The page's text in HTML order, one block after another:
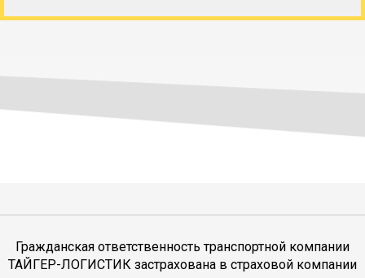
Гражданская ответственность транспортной компании
ТАЙГЕР-ЛОГИСТИК застрахована в страховой компании